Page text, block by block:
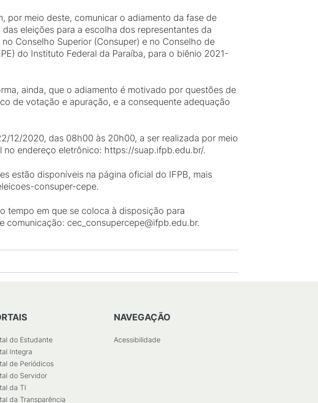
por meio deste, comunicar o adiamento da fase de
eleições para a escolha dos representantes da
Conselho Superior (Consuper) e no Conselho de
do Instituto Federal da Paraíba, para o biênio 2021-
ainda, que o adiamento é motivado por questões de
de votação e apuração, e a consequente adequação
12/2020, das 08h00 às 20h00, a ser realizada por meio
no endereço eletrônico: https://suap.ifpb.edu.br/.
estão disponíveis na página oficial do IFPB, mais
consuper-cepe.
tempo em que se coloca à disposição para
comunicação: cec_consupercepe@ifpb.edu.br.
do Estudante
Integra
de Periódicos
do Servidor
da TI
da Transparência
NAVEGAÇÃO
Acessibilidade